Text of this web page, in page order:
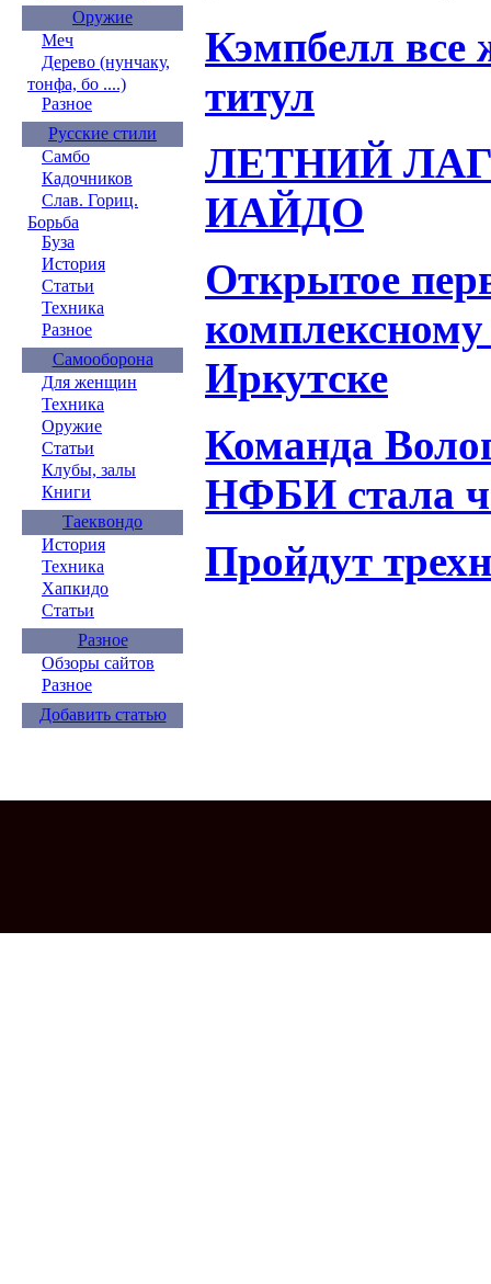
Оружие
Меч
Дерево (нунчаку,
тонфа, бо ....)
Разное
Русские стили
Самбо
Кадочников
Слав. Гориц.
Борьба
Буза
История
Статьи
Техника
Разное
Самооборона
Для женщин
Техника
Оружие
Статьи
Клубы, залы
Книги
Таеквондо
История
Техника
Хапкидо
Статьи
Разное
Обзоры сайтов
Разное
Добавить статью
Кэмпбелл все
титул
ЛЕТНИЙ
ИАЙДО
Открытое
комплексному
Иркутске
Команда
НФБИ стала
Пройдут